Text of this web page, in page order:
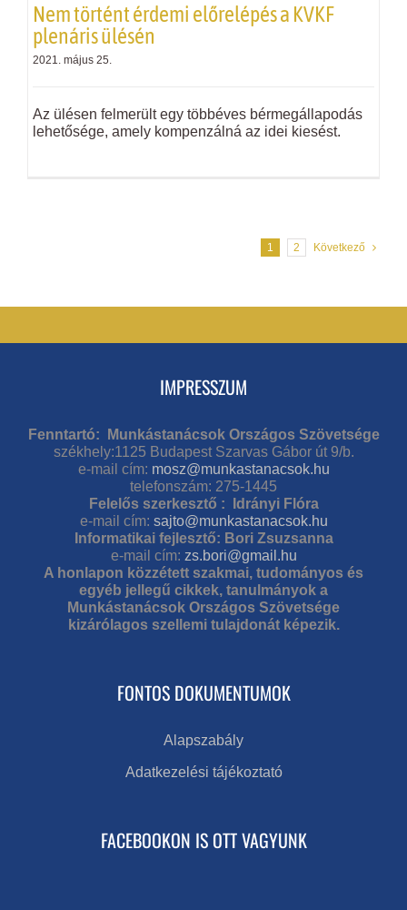
Nem történt érdemi előrelépés a KVKF
plenáris ülésén
2021. május 25.
Az ülésen felmerült egy többéves bérmegállapodás
lehetősége, amely kompenzálná az idei kiesést.
1 2 Következő
IMPRESSZUM
Fenntartó: Munkástanácsok Országos Szövetsége
székhely:1125 Budapest Szarvas Gábor út 9/b.
e-mail cím: mosz@munkastanacsok.hu
telefonszám: 275-1445
Felelős szerkesztő : Idrányi Flóra
e-mail cím: sajto@munkastanacsok.hu
Informatikai fejlesztő: Bori Zsuzsanna
e-mail cím: zs.bori@gmail.hu
A honlapon közzétett szakmai, tudományos és
egyéb jellegű cikkek, tanulmányok a
Munkástanácsok Országos Szövetsége
kizárólagos szellemi tulajdonát képezik.
FONTOS DOKUMENTUMOK
Alapszabály
Adatkezelési tájékoztató
FACEBOOKON IS OTT VAGYUNK